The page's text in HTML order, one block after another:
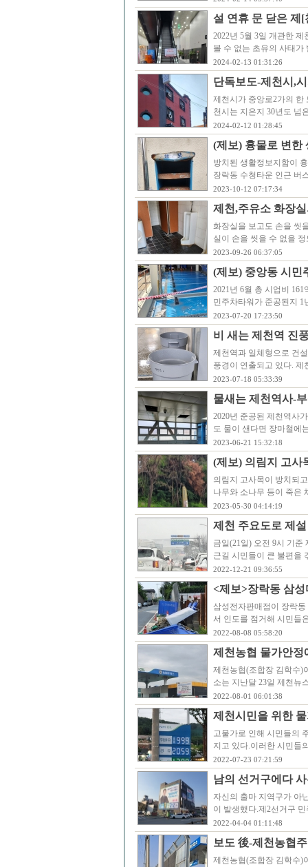
설 연휴 문 닫은 제
2022년 5월 3일 개관한
볼 수 없는 초유의 사태
2024-02-13 01:31:26
단독보도-제천시,
제천시가 중앙로2가의 한
천시는 지은지 30년도 넘
2024-02-12 01:28:45
(제보) 흉물로 변한
방치된 생활정보지함이
장락동 수청타운 인근 버
2023-10-12 07:17:34
제천,주유소 화장
화장실을 보고도 손을 씻
실이 손을 씻을 수 없을
2023-09-26 06:37:05
(제보) 중앙동 시
2021년 6월 총 시업비
민주차타워가 준공된지
2023-07-20 17:23:50
비 새는 제천역 진
제천역과 일체형으로 건
풍경이 연출되고 있다.
2023-07-18 05:33:39
물새는 제천역사-
2020년 준공된 제천역사
도 물이 샌다면 장마철에
2023-06-21 15:32:18
(제보) 의림지 고
의림지 고사목이 방치되
나무와 소나무 등이 죽은
2023-05-30 04:14:19
제천 주요도로 제
금일(21일) 오전 9시 기준
근길 시민들이 큰 불편을
2022-12-21 09:36:55
<제보>장락동 삼
삼성전자판매점이 장락
서 인도를 점거해 시민들
2022-08-08 05:58:20
제천농협 물가안정
제천농협(조합장 김학수)
소는 지난달 23일 제천뉴
2022-08-01 06:01:38
제천시민을 위한
고물가로 인해 시민들의
지고 있다.이러한 시민들
2022-07-23 07:21:59
남의 선거구에다
자신의 출마 지역구가 아
이 발생했다.제2선거구
2022-04-04 01:11:48
보도 後-제천농협
제천농협(조합장 김학수)